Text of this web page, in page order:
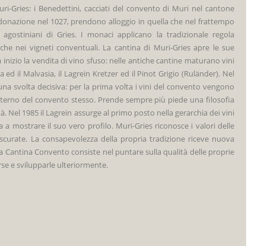
Gries: i Benedettini, cacciati del convento di Muri nel cantone
nel 1027, prendono alloggio in quella che nel frattempo
agostiniani di Gries. I monaci applicano la tradizionale regola
nei vigneti conventuali. La cantina di Muri-Gries apre le sue
inizio la vendita di vino sfuso: nelle antiche cantine maturano vini
ed il Malvasia, il Lagrein Kretzer ed il Pinot Grigio (Ruländer). Nel
svolta decisiva: per la prima volta i vini del convento vengono
del convento stesso. Prende sempre più piede una filosofia
Nel 1985 il Lagrein assurge al primo posto nella gerarchia dei vini
a mostrare il suo vero profilo. Muri-Gries riconosce i valori delle
La consapevolezza della propria tradizione riceve nuova
Cantina Convento consiste nel puntare sulla qualità delle proprie
e svilupparle ulteriormente.